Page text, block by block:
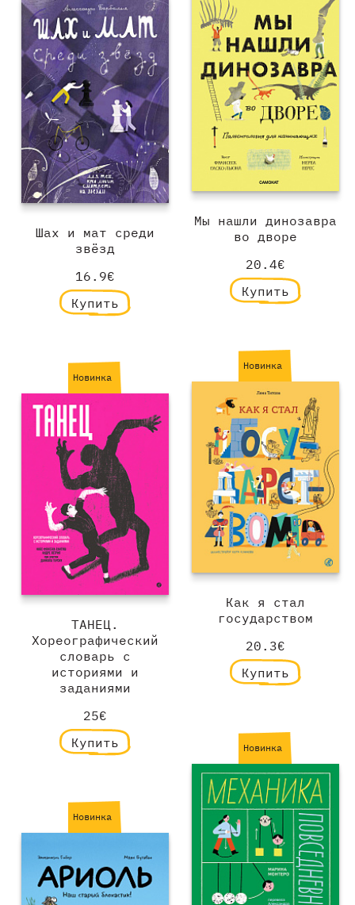
Мы нашли динозавра
во дворе
20.4€
Купить
Шах и мат среди
звёзд
16.9€
Купить
Новинка
Как я стал
государством
20.3€
Купить
Новинка
ТАНЕЦ.
Хореографический
словарь с
историями и
заданиями
25€
Купить
Новинка
Новинка